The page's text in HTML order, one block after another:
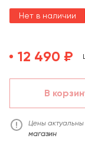
Нет в наличии
12 490 ₽
В
Цены актуальны
магазин